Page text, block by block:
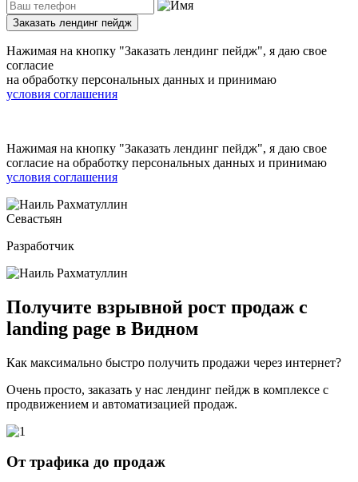
Заказать лендинг пейдж
Нажимая на кнопку "Заказать лендинг пейдж", я даю свое
согласие
на обработку персональных данных и принимаю
условия соглашения
Нажимая на кнопку "Заказать лендинг пейдж", я даю свое
согласие на обработку персональных данных и принимаю
условия соглашения
Севастьян
Разработчик
Получите взрывной рост продаж с
landing page в Видном
Как максимально быстро получить продажи через интернет?
Очень просто, заказать у нас лендинг пейдж в комплексе с
продвижением и автоматизацией продаж.
От трафика до продаж